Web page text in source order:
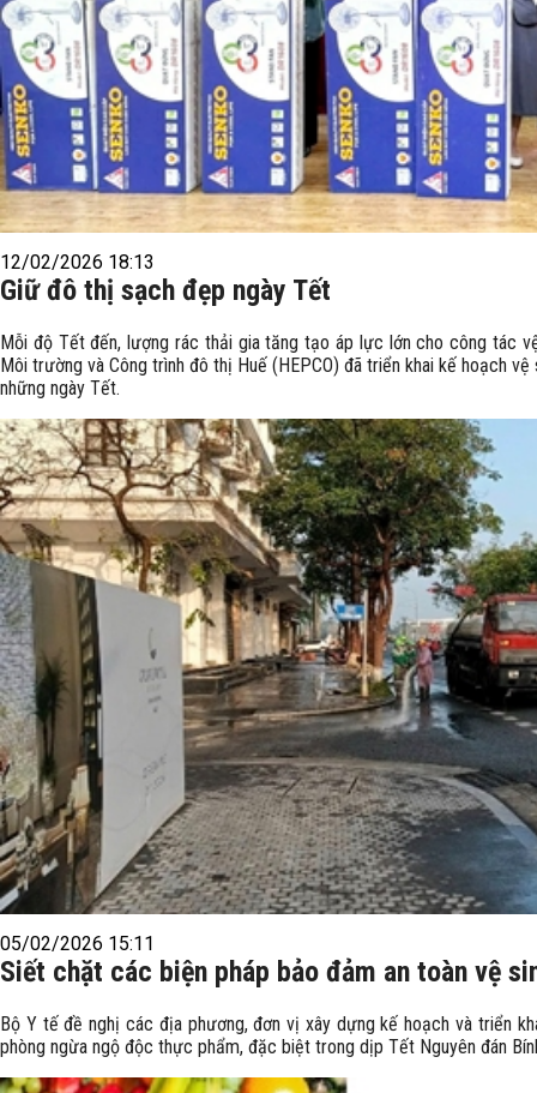
12/02/2026 18:13
Giữ đô thị sạch đẹp ngày Tết
Mỗi độ Tết đến, lượng rác thải gia tăng tạo áp lực lớn cho công tác
Môi trường và Công trình đô thị Huế (HEPCO) đã triển khai kế hoạch
những ngày Tết.
05/02/2026 15:11
Siết chặt các biện pháp bảo đảm an toàn vệ
Bộ Y tế đề nghị các địa phương, đơn vị xây dựng kế hoạch và triển
phòng ngừa ngộ độc thực phẩm, đặc biệt trong dịp Tết Nguyên đán